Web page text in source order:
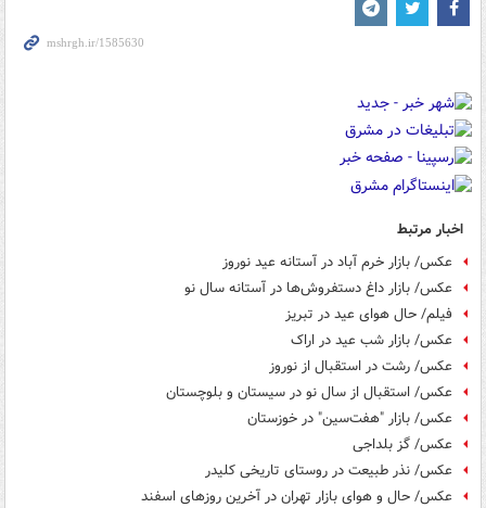
اخبار مرتبط
عکس/ بازار خرم آباد در آستانه عید نوروز
عکس/ بازار داغ دستفروش‌ها در آستانه سال نو
فیلم/ حال هوای عید در تبریز
عکس/ بازار شب عید در اراک
عکس/ رشت در استقبال از نوروز
عکس/ استقبال از سال نو در سیستان و بلوچستان
عکس/ بازار "هفت‌سین" در خوزستان
عکس/ گز بلداجی
عکس/ نذر طبیعت در روستای تاریخی کلیدر
عکس/ حال و هوای بازار تهران در آخرین روزهای اسفند